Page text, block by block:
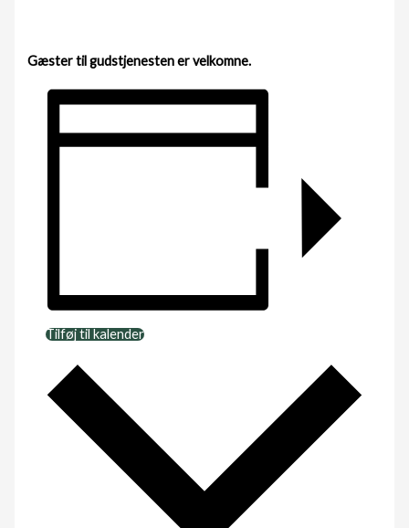
Gæster til gudstjenesten er velkomne.
Tilføj til kalender